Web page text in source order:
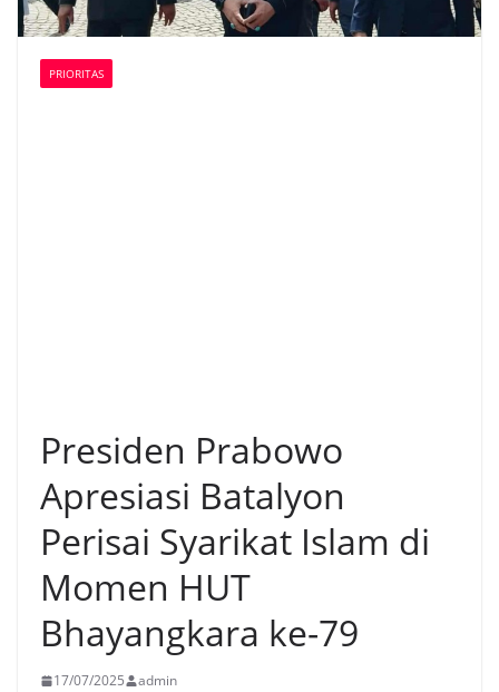
PRIORITAS
Presiden Prabowo
Apresiasi Batalyon
Perisai Syarikat Islam di
Momen HUT
Bhayangkara ke-79
17/07/2025 admin